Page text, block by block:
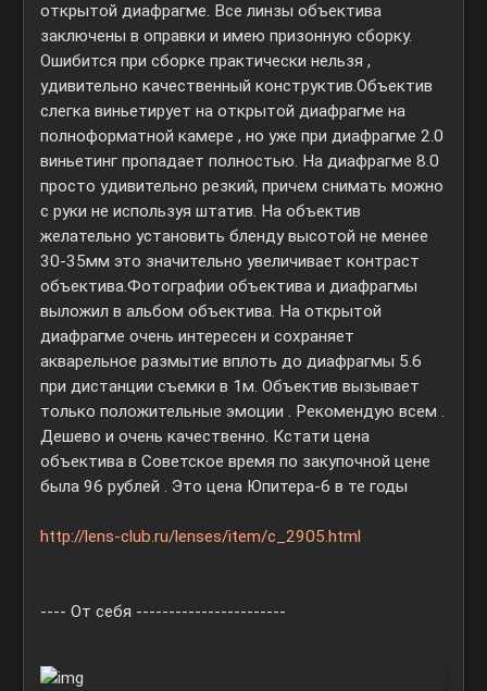
открытой диафрагме. Все линзы объектива
заключены в оправки и имею призонную сборку.
Ошибится при сборке практически нельзя ,
удивительно качественный конструктив.Объектив
слегка виньетирует на открытой диафрагме на
полноформатной камере , но уже при диафрагме 2.0
виньетинг пропадает полностью. На диафрагме 8.0
просто удивительно резкий, причем снимать можно
с руки не используя штатив. На объектив
желательно установить бленду высотой не менее
30-35мм это значительно увеличивает контраст
объектива.Фотографии объектива и диафрагмы
выложил в альбом объектива. На открытой
диафрагме очень интересен и сохраняет
акварельное размытие вплоть до диафрагмы 5.6
при дистанции съемки в 1м. Объектив вызывает
только положительные эмоции . Рекомендую всем .
Дешево и очень качественно. Кстати цена
объектива в Советское время по закупочной цене
была 96 рублей . Это цена Юпитера-6 в те годы
http://lens-club.ru/lenses/item/c_2905.html
---- От себя -----------------------